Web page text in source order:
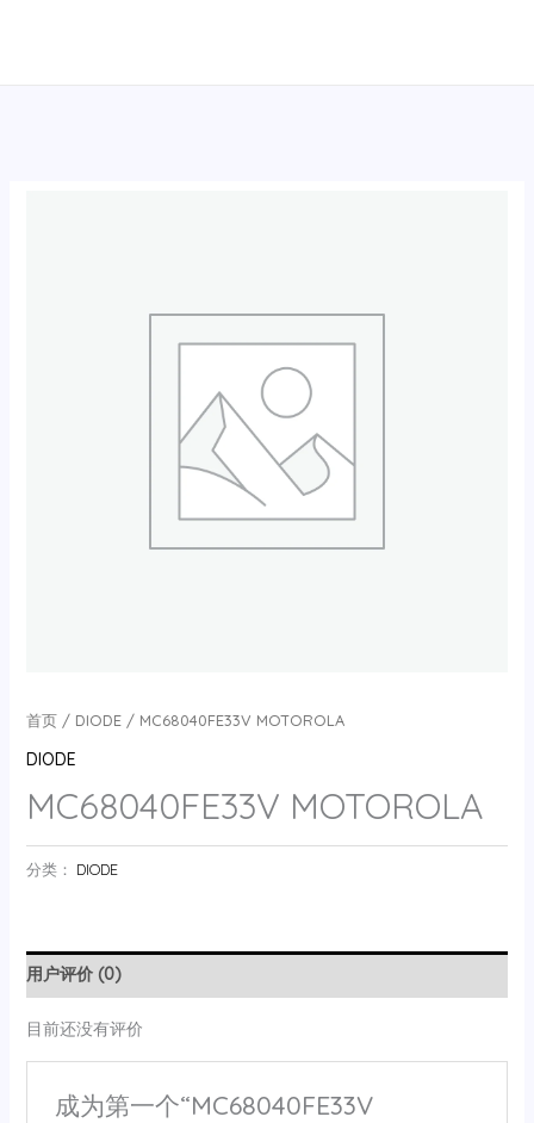
首页/ DIODE/ MC68040FE33V MOTOROLA
DIODE
MC68040FE33V MOTOROLA
分类： DIODE
用户评价 (0)
目前还没有评价
成为第一个“MC68040FE33V